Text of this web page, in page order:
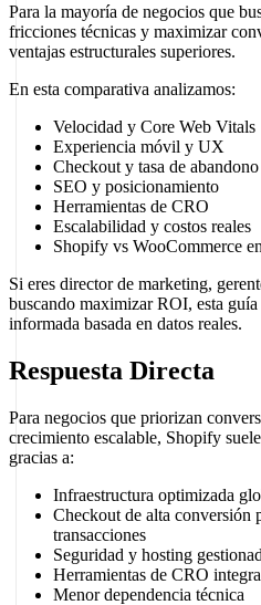
Para la mayoría de negocios que
fricciones técnicas y maximizar
ventajas estructurales superiores.
En esta comparativa analizamos:
Velocidad y Core Web Vitals
Experiencia móvil y UX
Checkout y tasa de abandono
SEO y posicionamiento
Herramientas de CRO
Escalabilidad y costos reales
Shopify vs WooCommerce
Si eres director de marketing,
buscando maximizar ROI, esta
informada basada en datos reales.
Respuesta Directa
Para negocios que priorizan
crecimiento escalable, Shopify
gracias a:
Infraestructura optimizada
Checkout de alta conversión
transacciones
Seguridad y hosting
Herramientas de CRO
Menor dependencia técnica